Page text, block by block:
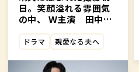
日。笑顔溢れる雰囲気
の中、 Ｗ主演 田中麗
イン！
ドラマ 親愛なる夫へ